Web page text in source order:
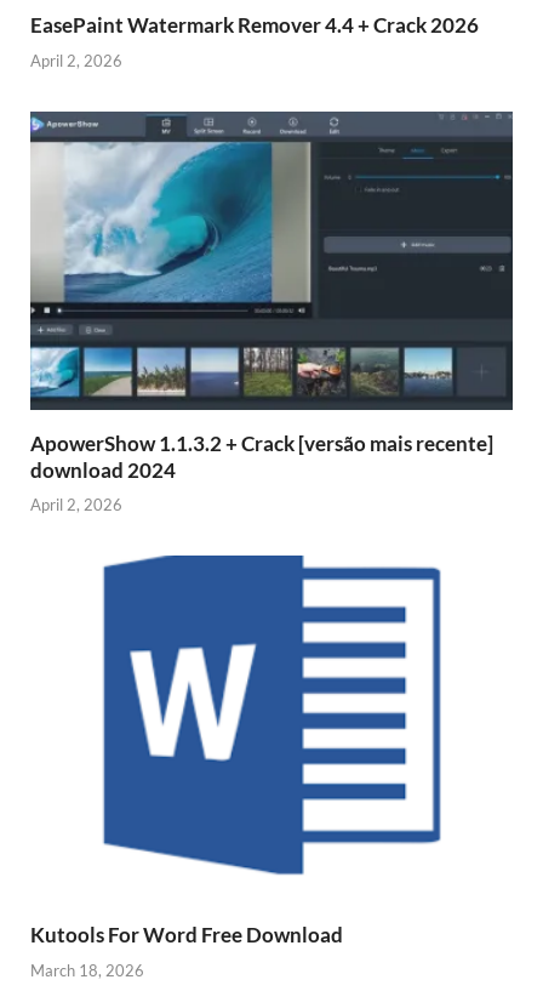
EasePaint Watermark Remover 4.4 + Crack 2026
April 2, 2026
ApowerShow 1.1.3.2 + Crack [versão mais recente]
download 2024
April 2, 2026
Kutools For Word Free Download
March 18, 2026